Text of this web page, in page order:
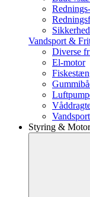
Vandsport &
Diverse
El-motor
Vandsport
Styring &